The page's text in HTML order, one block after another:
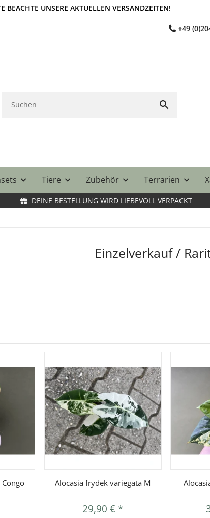
BEACHTE UNSERE AKTUELLEN VERSANDZEITEN!
+49
Tiere Zubehör Terrarien
DEINE BESTELLUNG WIRD LIEBEVOLL VERPACKT
Einzelverkauf /
Vorschau
Alocasia frydek variegata M
29,90 € *